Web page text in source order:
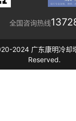
全国咨询热线
2024 广东康明冷却
Reserved.